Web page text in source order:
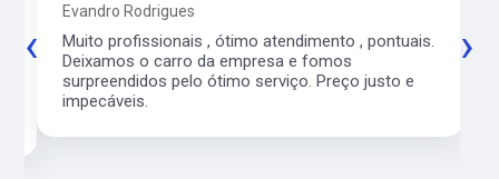
Evandro Rodrigues
Muito profissionais , ótimo atendimento , pontuais.
Deixamos o carro da empresa e fomos
surpreendidos pelo ótimo serviço. Preço justo e
impecáveis.
‹ ›